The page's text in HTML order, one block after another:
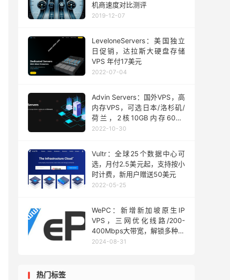
机商速度对比测评
2019-12-07
LeveloneServers：美国独立
日促销，达拉斯大硬盘存储
VPS 年付17美元
2022-07-04
Advin Servers：国外VPS，高
内存VPS，可选日本/洛杉矶/
荷兰，2核10GB内存60GB
NVMe存储，1Gbps@4TB流
2022-10-30
Vultr：全球25个数据中心可
选，月付2.5美元起，支持按小
时计费，新用户赠送50美元
2022-05-25
WePC：新增新加坡原生IP
VPS，三网优化线路/200-
400Mbps大带宽，解锁多种流
媒体和tiktok运营等，月付34
2024-08-31
热门标签